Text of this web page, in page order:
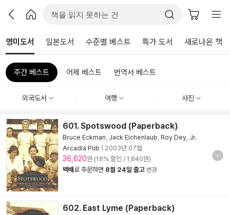
영미도서 일본도서 수준별 베스트 특가 도서 새로나온 책
주간 베스트 어제 베스트 번역서 베스트
외국도서 여행 사진
601. Spotswood (Paperback)
Bruce Eckman Jack Eichenlaub Roy Dey, Jr.
Arcadia Pub
2003년 07월
36,620원 (18% 할인 / 1,840원)
택배로 주문하면 8월 24일 출고 변경
602. East Lyme (Paperback)